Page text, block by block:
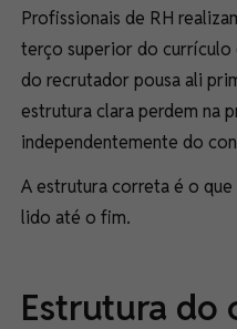
Profissionais de RH
terço superior do
do recrutador pousa ali
estrutura clara perdem na
independentemente do
A estrutura correta é o
lido até o fim.
Estrutura do